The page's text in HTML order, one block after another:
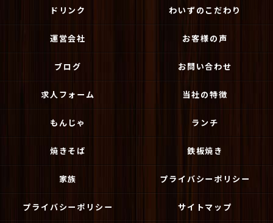
ドリンク わいずのこだわり
運営会社 お客様の声
ブログ お問い合わせ
求人フォーム 当社の特徴
もんじゃ ランチ
焼きそば 鉄板焼き
家族 プライバシーポリシー
プライバシーポリシー サイトマップ